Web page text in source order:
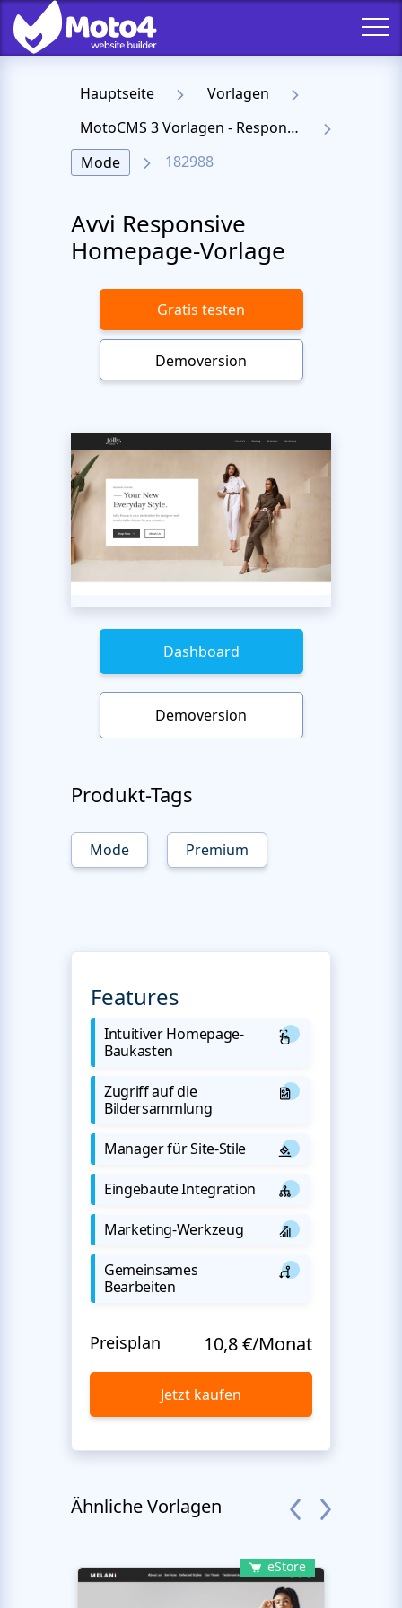
Hauptseite
Vorlagen
MotoCMS 3 Vorlagen - Responsive Templates für Website
Mode
182988
Avvi Responsive
Homepage-Vorlage
Gratis testen
Demoversion
Dashboard
Demoversion
Produkt-Tags
Mode Premium
Features
Intuitiver Homepage-
Baukasten
Zugriff auf die
Bildersammlung
Manager für Site-Stile
Eingebaute Integration
Marketing-Werkzeug
Gemeinsames
Bearbeiten
Preisplan 10,8 €/Monat
Jetzt kaufen
Ähnliche Vorlagen
eStore